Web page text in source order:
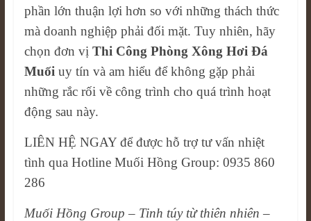
phần lớn thuận lợi hơn so với những thách thức
mà doanh nghiệp phải đối mặt. Tuy nhiên, hãy
chọn đơn vị Thi Công Phòng Xông Hơi Đá
Muối uy tín và am hiểu để không gặp phải
những rắc rối về công trình cho quá trình hoạt
động sau này.
LIÊN HỆ NGAY để được hỗ trợ tư vấn nhiệt
tình qua Hotline Muối Hồng Group: 0935 860
286
Muối Hồng Group – Tinh túy từ thiên nhiên –